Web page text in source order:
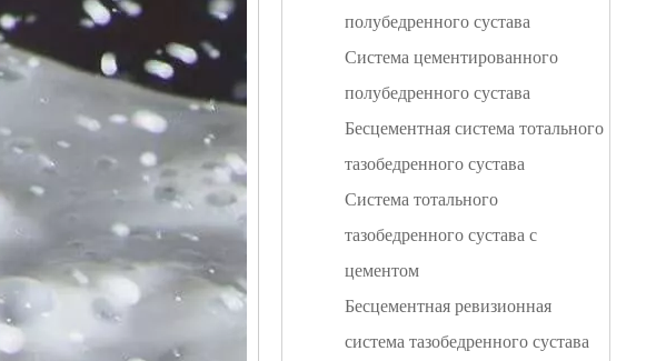
полубедренного сустава
Система цементированного
полубедренного сустава
Бесцементная система тотального
тазобедренного сустава
Система тотального
тазобедренного сустава с
цементом
Бесцементная ревизионная
система тазобедренного сустава